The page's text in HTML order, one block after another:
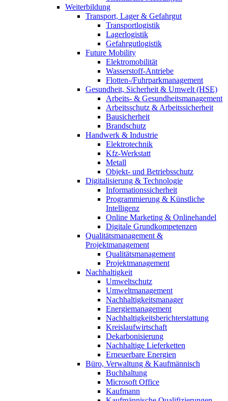
Weiterbildung
Transport, Lager & Gefahrgut
Transportlogistik
Lagerlogistik
Gefahrgutlogistik
Future Mobility
Elektromobilität
Wasserstoff-Antriebe
Flotten-/Fuhrparkmanagement
Gesundheit, Sicherheit & Umwelt (HSE)
Arbeits- & Gesundheitsmanagement
Arbeitsschutz & Arbeitssicherheit
Bausicherheit
Brandschutz
Handwerk & Industrie
Elektrotechnik
Kfz-Werkstatt
Metall
Objekt- und Betriebsschutz
Digitalisierung & Technologie
Informationssicherheit
Programmierung & Künstliche
Intelligenz
Online Marketing & Onlinehandel
Digitale Grundkompetenzen
Qualitätsmanagement &
Projektmanagement
Qualitätsmanagement
Projektmanagement
Nachhaltigkeit
Umweltschutz
Umweltmanagement
Nachhaltigkeitsmanager
Energiemanagement
Nachhaltigkeitsberichterstattung
Kreislaufwirtschaft
Dekarbonisierung
Nachhaltige Lieferketten
Erneuerbare Energien
Büro, Verwaltung & Kaufmännisch
Buchhaltung
Microsoft Office
Kaufmann